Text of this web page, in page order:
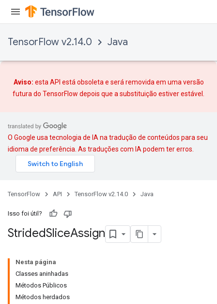
TensorFlow v2.14.0 Java
Aviso: esta API está obsoleta e será removida em uma versão
futura do TensorFlow depois que a substituição estiver estável.
O Google usa tecnologia de IA na tradução de conteúdos para seu
idioma de preferência. As traduções com IA podem ter erros.
TensorFlow API TensorFlow v2.14.0 Java
Isso foi útil?
StridedSliceAssign
Nesta página
Classes aninhadas
Métodos Públicos
Métodos herdados